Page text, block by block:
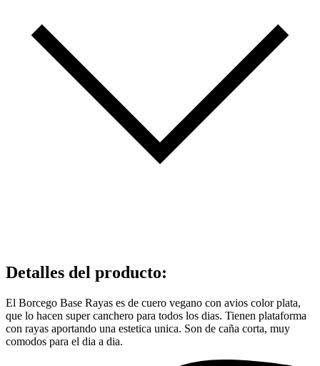
Detalles del producto:
El Borcego Base Rayas es de cuero vegano con avios color plata,
que lo hacen super canchero para todos los dias. Tienen plataforma
con rayas aportando una estetica unica. Son de caña corta, muy
comodos para el dia a dia.